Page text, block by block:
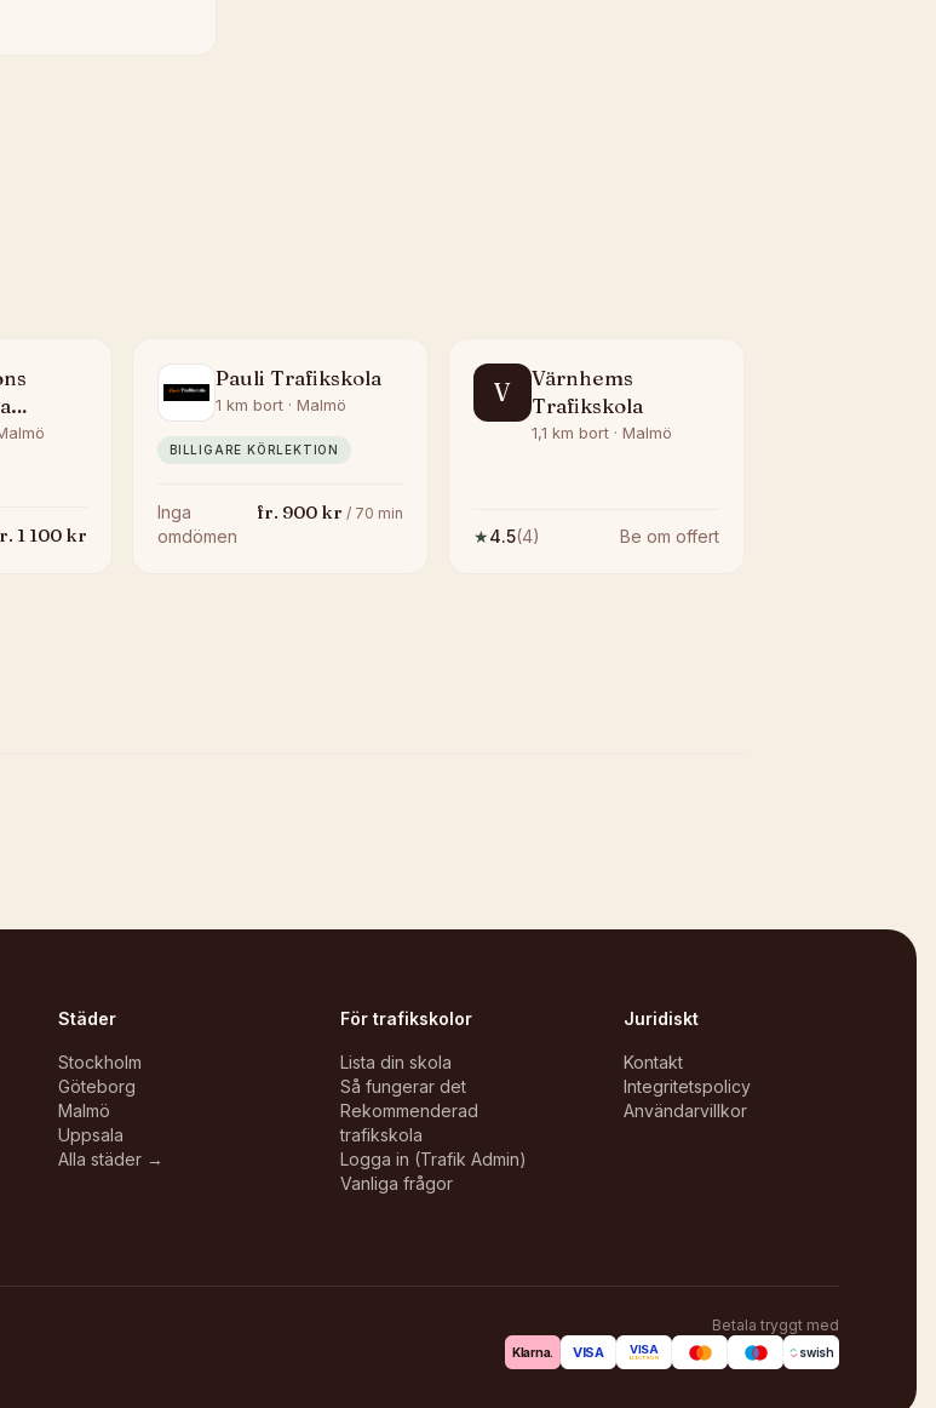
1 100 kr
Pauli Trafikskola
1 km bort · Malmö
BILLIGARE KÖRLEKTION
Inga
omdömen
fr. 900 kr / 70 min
V
Värnhems
Trafikskola
1,1 km bort · Malmö
★4.5(4) Be om offert
Städer
Stockholm
Göteborg
Malmö
Uppsala
Alla städer →
För trafikskolor
Lista din skola
Så fungerar det
Rekommenderad
trafikskola
Logga in (Trafik Admin)
Vanliga frågor
Juridiskt
Kontakt
Integritetspolicy
Användarvillkor
Betala tryggt med
Klarna. VISA VISA
ELECTRON swish